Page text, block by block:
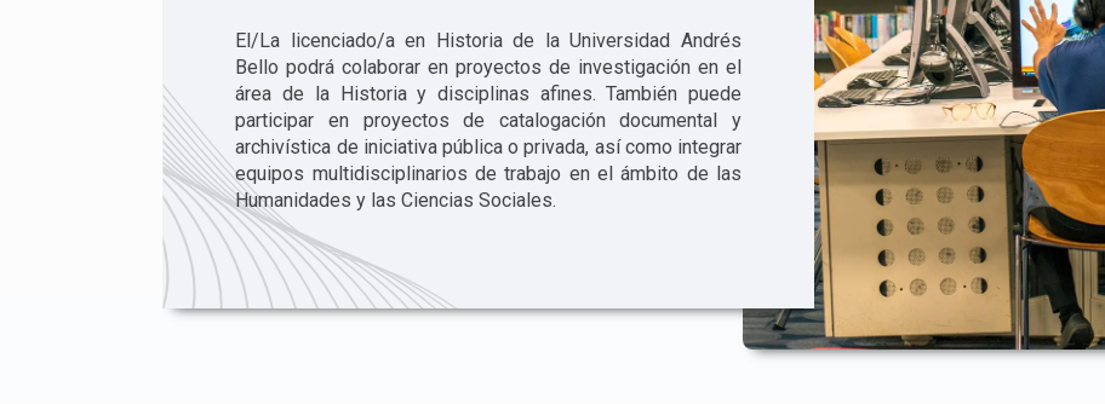
El/La licenciado/a en Historia de la Universidad Andrés
Bello podrá colaborar en proyectos de investigación en el
área de la Historia y disciplinas afines. También puede
participar en proyectos de catalogación documental y
archivística de iniciativa pública o privada, así como integrar
equipos multidisciplinarios de trabajo en el ámbito de las
Humanidades y las Ciencias Sociales.